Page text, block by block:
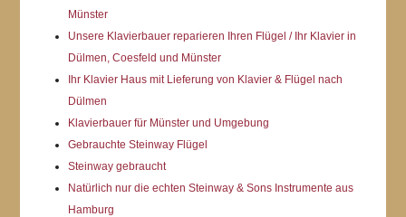
Münster
Unsere Klavierbauer reparieren Ihren Flügel / Ihr Klavier in
Dülmen, Coesfeld und Münster
Ihr Klavier Haus mit Lieferung von Klavier & Flügel nach
Dülmen
Klavierbauer für Münster und Umgebung
Gebrauchte Steinway Flügel
Steinway gebraucht
Natürlich nur die echten Steinway & Sons Instrumente aus
Hamburg